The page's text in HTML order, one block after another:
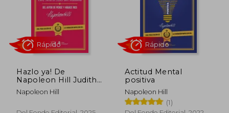
Rápido Rápido
Hazlo ya! De
Napoleon Hill Judith
Williamson(Del
Fondo Editorial)
Napoleon Hill
Actitud Mental
positiva
Napoleon Hill
(1)